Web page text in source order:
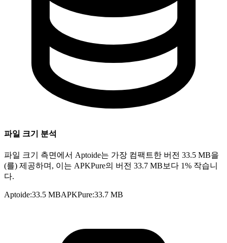
파일 크기 분석
파일 크기 측면에서 Aptoide는 가장 컴팩트한 버전 33.5 MB을
(를) 제공하며, 이는 APKPure의 버전 33.7 MB보다 1% 작습니
다.
Aptoide:33.5 MBAPKPure:33.7 MB